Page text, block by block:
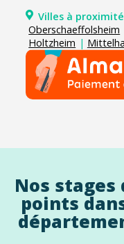
Villes à
Oberschaeffolsheim
Holtzheim |
Nos
points